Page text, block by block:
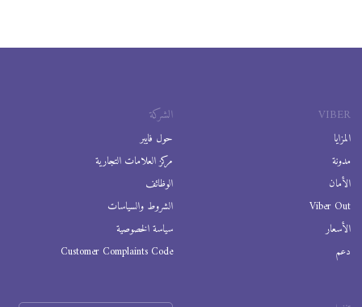
VIBER
المزايا
مدونة
الأمان
Viber Out
الأسعار
دعم
الشركة
حول فايبر
مركز العلامات التجارية
الوظائف
الشروط والسياسات
سياسة الخصوصية
Customer Complaints Code